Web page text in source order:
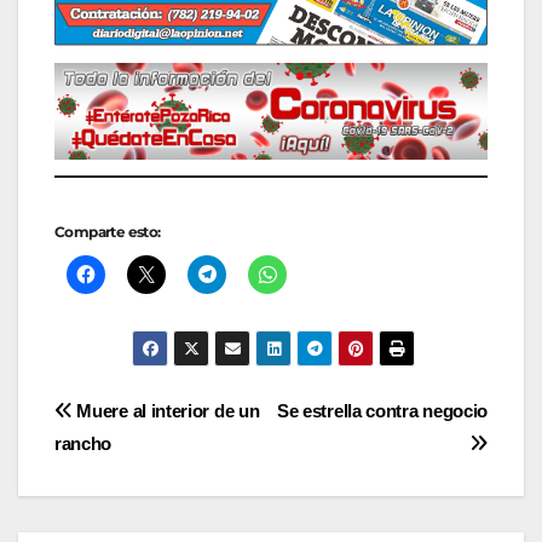
Comparte esto:
Navegación
Se estrella contra negocio
Muere al interior de un
rancho